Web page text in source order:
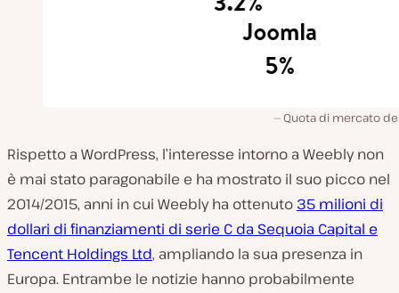
Quota di mercato
Rispetto a WordPress, l’interesse intorno a Weebly non
è mai stato paragonabile e ha mostrato il suo picco nel
2014/2015, anni in cui Weebly ha ottenuto 35 milioni di
dollari di finanziamenti di serie C da Sequoia Capital e
Tencent Holdings Ltd, ampliando la sua presenza in
Europa. Entrambe le notizie hanno probabilmente